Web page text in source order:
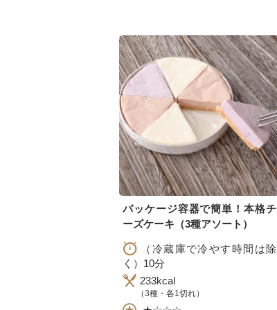
パッケージ容器で簡単！本格チ
ーズケーキ（3種アソート）
（冷蔵庫で冷やす時間は除
く）10分
233kcal
（3種・各1切れ）